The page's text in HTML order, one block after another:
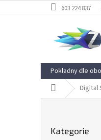
na
603 224 837
Pokladny dle
Domů Digital
kategorie
Kategorie